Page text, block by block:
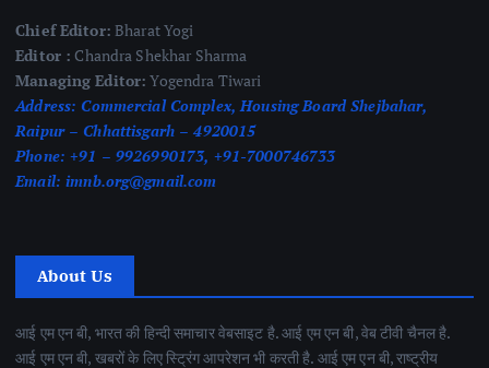
Chief Editor: Bharat Yogi
Editor : Chandra Shekhar Sharma
Managing Editor: Yogendra Tiwari
Address: Commercial Complex, Housing Board Shejbahar,
Raipur – Chhattisgarh – 4920015
Phone: +91 – 9926990173, +91-7000746733
Email: imnb.org@gmail.com
About Us
आई एम एन बी, भारत की हिन्दी समाचार वेबसाइट है. आई एम एन बी, वेब टीवी चैनल है.
आई एम एन बी, खबरों के लिए स्ट्रिंग आपरेशन भी करती है. आई एम एन बी, राष्ट्रीय